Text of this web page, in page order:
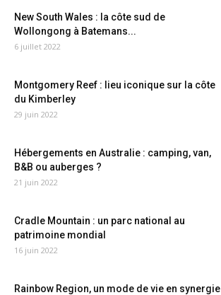
New South Wales : la côte sud de
Wollongong à Batemans...
6 juillet 2022
Montgomery Reef : lieu iconique sur la côte
du Kimberley
29 juin 2022
Hébergements en Australie : camping, van,
B&B ou auberges ?
21 juin 2022
Cradle Mountain : un parc national au
patrimoine mondial
16 juin 2022
Rainbow Region, un mode de vie en synergie